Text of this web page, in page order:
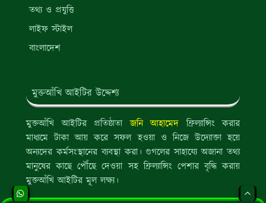
তথ্য ও প্রযুত্তি
লাইফ স্টাইল
বাংলাদেশ
মুক্তআঁখি আইটির উদ্দেশ্য
মুক্তআঁখি আইটির প্রতিষ্ঠাতাজনি আহামেদ ফ্রিল্যান্সিং করার
মাধ্যমে টাকা আয় করে সফল হওয়া ও নিজে উদ্যোক্তা হয়ে
অন্যদের কর্মসংস্থানের ব্যবস্থা করা। গুগলের সাহায্যে অজানা তথ্য
মানুষের কাছে পৌঁছে দেওয়া সহ ফ্রিল্যান্সিং পেশার বৃদ্ধি করায়
মুক্তআঁখি আইটির মূল লক্ষ্য।